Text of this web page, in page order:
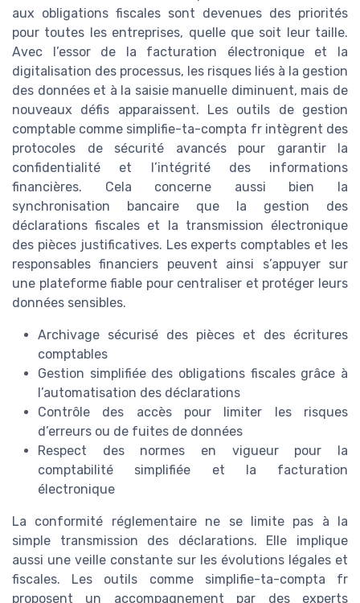
aux obligations fiscales sont devenues des priorités
pour toutes les entreprises, quelle que soit leur taille.
Avec l’essor de la facturation électronique et la
digitalisation des processus, les risques liés à la gestion
des données et à la saisie manuelle diminuent, mais de
nouveaux défis apparaissent. Les outils de gestion
comptable comme simplifie-ta-compta fr intègrent des
protocoles de sécurité avancés pour garantir la
confidentialité et l’intégrité des informations
financières. Cela concerne aussi bien la
synchronisation bancaire que la gestion des
déclarations fiscales et la transmission électronique
des pièces justificatives. Les experts comptables et les
responsables financiers peuvent ainsi s’appuyer sur
une plateforme fiable pour centraliser et protéger leurs
données sensibles.
Archivage sécurisé des pièces et des écritures
comptables
Gestion simplifiée des obligations fiscales grâce à
l’automatisation des déclarations
Contrôle des accès pour limiter les risques
d’erreurs ou de fuites de données
Respect des normes en vigueur pour la
comptabilité simplifiée et la facturation
électronique
La conformité réglementaire ne se limite pas à la
simple transmission des déclarations. Elle implique
aussi une veille constante sur les évolutions légales et
fiscales. Les outils comme simplifie-ta-compta fr
proposent un accompagnement par des experts